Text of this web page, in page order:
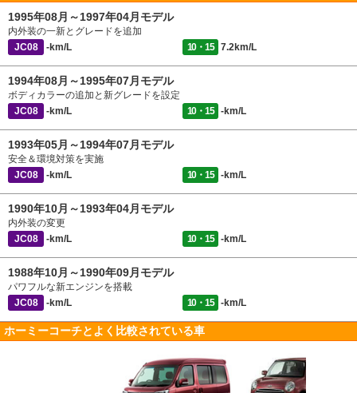
1995年08月～1997年04月モデル
内外装の一新とグレードを追加
JC08
-km/L 10・15 7.2km/L
1994年08月～1995年07月モデル
ボディカラーの追加と新グレードを設定
JC08
-km/L 10・15 -km/L
1993年05月～1994年07月モデル
安全＆環境対策を実施
JC08
-km/L 10・15 -km/L
1990年10月～1993年04月モデル
内外装の変更
JC08
-km/L 10・15 -km/L
1988年10月～1990年09月モデル
パワフルな新エンジンを搭載
JC08
-km/L 10・15 -km/L
ホーミーコーチとよく比較されている車